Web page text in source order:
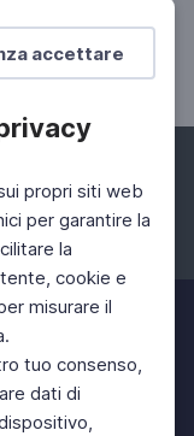
accettare
propri siti web
per garantire la
la
cookie e
misurare il
tuo consenso,
dati di
Twitter